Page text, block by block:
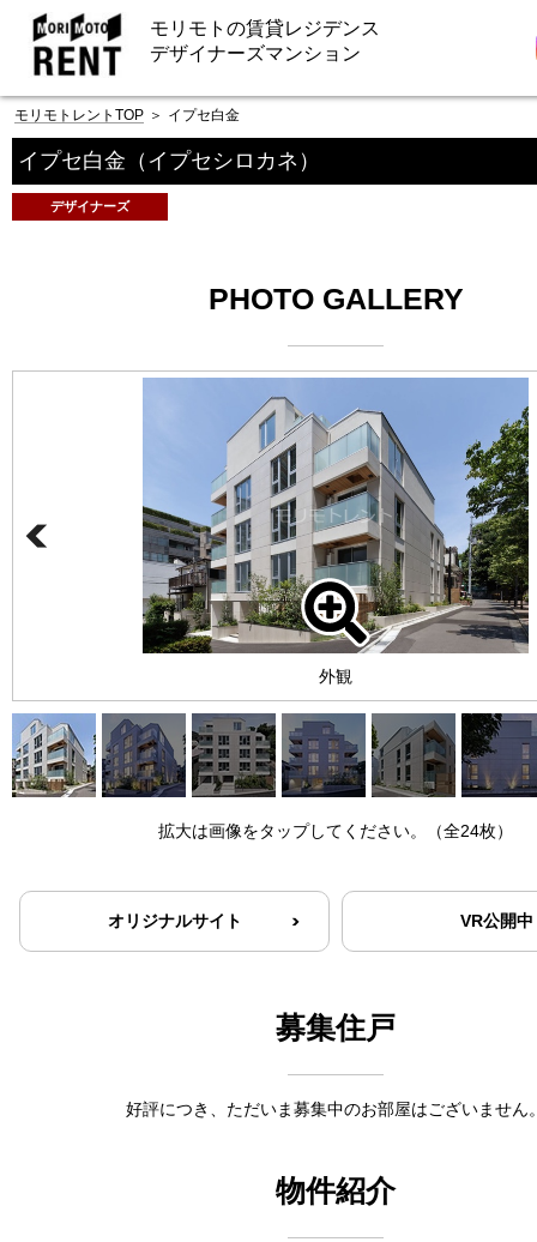
モリモトの賃貸レジデンス
デザイナーズマンション
モリモトレントTOP ＞ イプセ白金
イプセ白金 （イプセシロカネ）
デザイナーズ
PHOTO GALLERY
外観
拡大は画像をタップしてください。（全24枚）
オリジナルサイト VR公開中
募集住戸
好評につき、ただいま募集中のお部屋はございません
物件紹介